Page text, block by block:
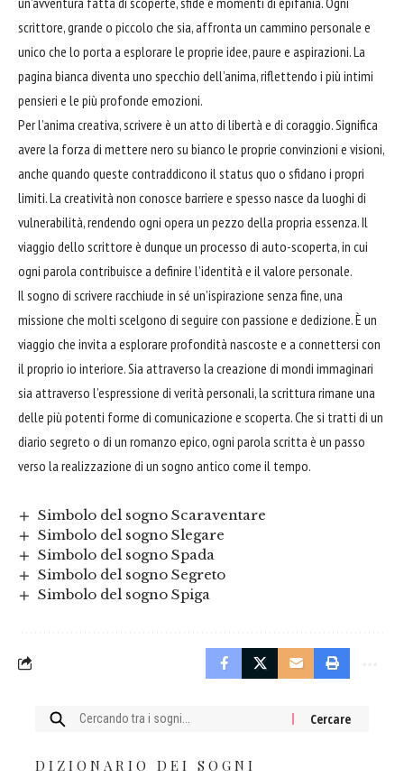
scrittore, grande o piccolo che sia, affronta un cammino personale e
unico che lo porta a esplorare le proprie idee, paure e aspirazioni. La
pagina bianca diventa uno specchio dell’anima, riflettendo i più intimi
pensieri e le più profonde emozioni.
Per l’anima creativa, scrivere è un atto di libertà e di coraggio. Significa
avere la forza di mettere nero su bianco le proprie convinzioni e visioni,
anche quando queste contraddicono il status quo o sfidano i propri
limiti. La creatività non conosce barriere e spesso nasce da luoghi di
vulnerabilità, rendendo ogni opera un pezzo della propria essenza. Il
viaggio dello scrittore è dunque un processo di auto-scoperta, in cui
ogni parola contribuisce a definire l’identità e il valore personale.
Il sogno di scrivere racchiude in sé un’ispirazione senza fine, una
missione che molti scelgono di seguire con passione e dedizione. È un
viaggio che invita a esplorare profondità nascoste e a connettersi con
il proprio io interiore. Sia attraverso la creazione di mondi immaginari
sia attraverso l’espressione di verità personali, la scrittura rimane una
delle più potenti forme di comunicazione e scoperta. Che si tratti di un
diario segreto o di un romanzo epico, ogni parola scritta è un passo
verso la realizzazione di un sogno antico come il tempo.
Simbolo del sogno Scaraventare
Simbolo del sogno Slegare
Simbolo del sogno Spada
Simbolo del sogno Segreto
Simbolo del sogno Spiga
Cercare:
DIZIONARIO DEI SOGNI